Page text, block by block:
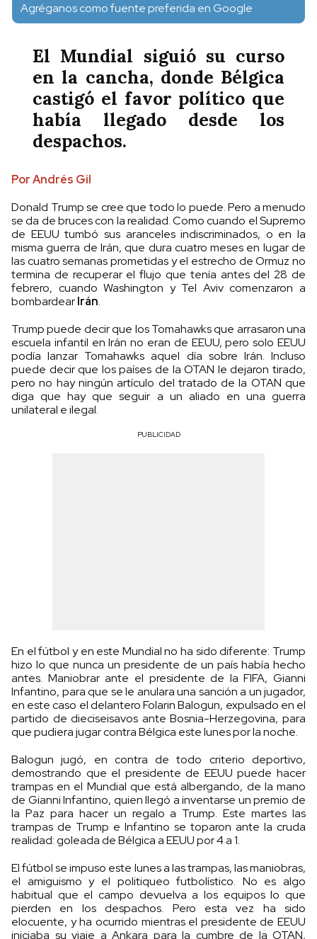
Agréganos como fuente preferida en Google
El Mundial siguió su curso
en la cancha, donde Bélgica
castigó el favor político que
había llegado desde los
despachos.
Por Andrés Gil
Donald Trump se cree que todo lo puede. Pero a menudo
se da de bruces con la realidad. Como cuando el Supremo
de EEUU tumbó sus aranceles indiscriminados, o en la
misma guerra de Irán, que dura cuatro meses en lugar de
las cuatro semanas prometidas y el estrecho de Ormuz no
termina de recuperar el flujo que tenía antes del 28 de
febrero, cuando Washington y Tel Aviv comenzaron a
bombardearIrán.
Trump puede decir que los Tomahawks que arrasaron una
escuela infantil en Irán no eran de EEUU, pero solo EEUU
podía lanzar Tomahawks aquel día sobre Irán. Incluso
puede decir que los países de la OTAN le dejaron tirado,
pero no hay ningún artículo del tratado de la OTAN que
diga que hay que seguir a un aliado en una guerra
unilateral e ilegal.
PUBLICIDAD
En el fútbol y en este Mundial no ha sido diferente: Trump
hizo lo que nunca un presidente de un país había hecho
antes. Maniobrar ante el presidente de la FIFA, Gianni
Infantino, para que se le anulara una sanción a un jugador,
en este caso el delantero Folarin Balogun, expulsado en el
partido de dieciseisavos ante Bosnia-Herzegovina, para
que pudiera jugar contra Bélgica este lunes por la noche.
Balogun jugó, en contra de todo criterio deportivo,
demostrando que el presidente de EEUU puede hacer
trampas en el Mundial que está albergando, de la mano
de Gianni Infantino, quien llegó a inventarse un premio de
la Paz para hacer un regalo a Trump. Este martes las
trampas de Trump e Infantino se toparon ante la cruda
realidad: goleada de Bélgica a EEUU por 4 a 1.
El fútbol se impuso este lunes a las trampas, las maniobras,
el amiguismo y el politiqueo futbolístico. No es algo
habitual que el campo devuelva a los equipos lo que
pierden en los despachos. Pero esta vez ha sido
elocuente, y ha ocurrido mientras el presidente de EEUU
iniciaba su viaje a Ankara para la cumbre de la OTAN,